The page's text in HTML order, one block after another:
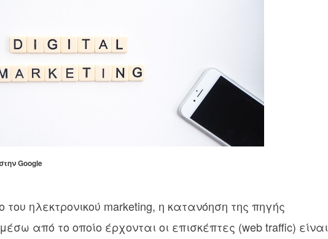
Google
ηλεκτρονικού marketing, η κατανόηση της πηγής
από το οποίο έρχονται οι επισκέπτες (web traffic) είναι